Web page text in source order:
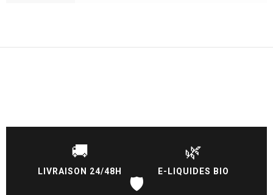
🚚
LIVRAISON 24/48H
🌿
E-LIQUIDES BIO
🛡️